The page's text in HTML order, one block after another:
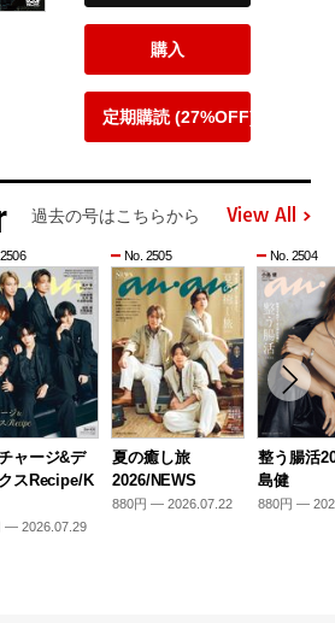
購入
定期購読 (27%OFF)
過去の号はこちらから View All
ャージ&デ
スRecipe/K
— 2026.07.29
No. 2505
夏の癒し旅
2026/NEWS
880円 — 2026.07.22
No. 2504
整う腸活
島健
880円 —